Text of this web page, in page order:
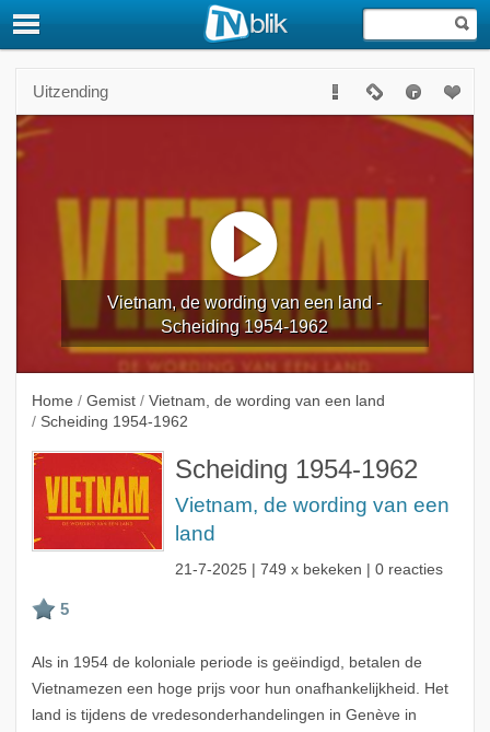
Uitzending
Vietnam, de wording van een land -
Scheiding 1954-1962
Home / Gemist / Vietnam, de wording van een land
/ Scheiding 1954-1962
Scheiding 1954-1962
Vietnam, de wording van een
land
21-7-2025 | 749 x bekeken | 0 reacties
Als in 1954 de koloniale periode is geëindigd, betalen de
Vietnamezen een hoge prijs voor hun onafhankelijkheid. Het
land is tijdens de vredesonderhandelingen in Genève in